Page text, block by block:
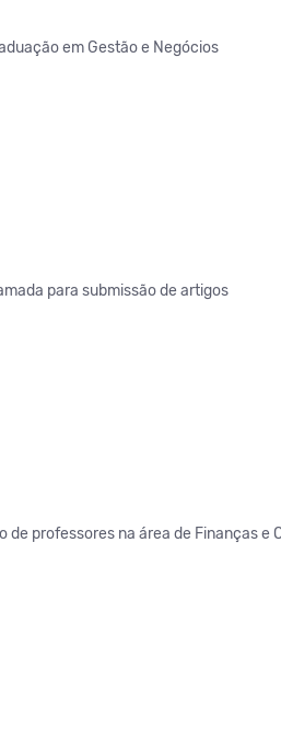
em Gestão e Negócios
para submissão de artigos
de professores na área de Finanças e